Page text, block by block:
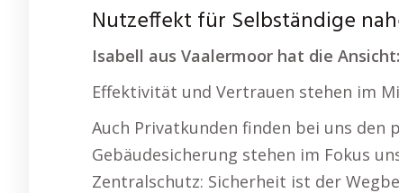
Nutzeffekt für Selbständige
Isabell aus Vaalermoor hat die Ansicht:
Effektivität und Vertrauen stehen im
Auch Privatkunden finden bei uns den
Gebäudesicherung stehen im Fokus
Zentralschutz: Sicherheit ist der